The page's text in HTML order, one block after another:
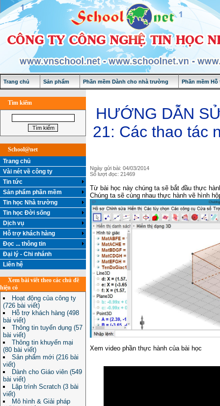
Trang chủ Sản phẩm Phần mềm Dành cho nhà trường Phần mềm
Tìm kiếm
School@net
Trang chủ
Vài nét về công ty
Tin tức
Sản phẩm phần mềm
Tin học Nhà trường
Tin học Đời sống
Dịch vụ
Hỗ trợ khách hàng
Đọc ... thông tin
Đại lý - Chi nhánh
Liên hệ
Xem bài viết theo các chủ đề
hiện có
Hoạt động của công ty
(726 bài viết)
Hỗ trợ khách hàng (498
bài viết)
Thông tin tuyển dụng (57
bài viết)
Thông tin khuyến mại
(80 bài viết)
Sản phẩm mới (216 bài
viết)
Dành cho Giáo viên (549
bài viết)
Lập trình Scratch (3 bài
viết)
Mô hình & Giải pháp
HƯỚNG DẪN
21: Các thao tác
Ngày gửi bài: 04/03/2014
Số lượt đọc: 21469
Từ bài học này chúng ta sẽ bắt đầu thực
Chúng ta sẽ cùng nhau thực hành vẽ hình
Xem video phần thực hành của bài học